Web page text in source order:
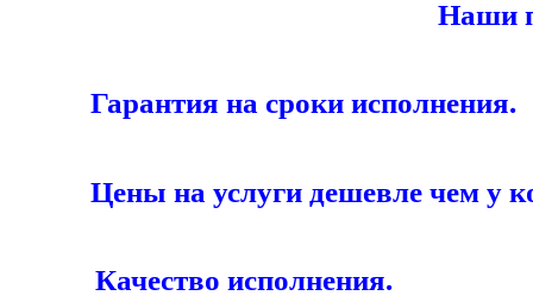
Наши
Гарантия на сроки исполнения.
Цены на услуги дешевле чем у
Качество исполнения.